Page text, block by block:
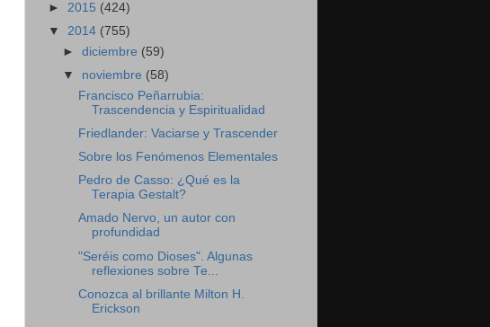
► 2015 (424)
▼ 2014 (755)
►diciembre (59)
▼ noviembre (58)
Francisco Peñarrubia:
Trascendencia y Espiritualidad
Friedlander: Vaciarse y Trascender
Sobre los Fenómenos Elementales
Pedro de Casso: ¿Qué es la
Terapia Gestalt?
Amado Nervo, un autor con
profundidad
"Seréis como Dioses". Algunas
reflexiones sobre Te...
Conozca al brillante Milton H.
Erickson